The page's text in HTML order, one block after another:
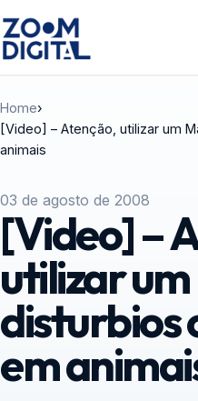
Home›
[Video] – Atenção, utilizar um
animais
03 de agosto de 2008
[Video] –
utilizar
disturbios
em